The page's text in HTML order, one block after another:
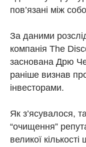
пов’язані між
За даними
компанія The
заснована Дрю
раніше визнав
інвесторами.
Як з’ясувалося,
“очищення”
великої